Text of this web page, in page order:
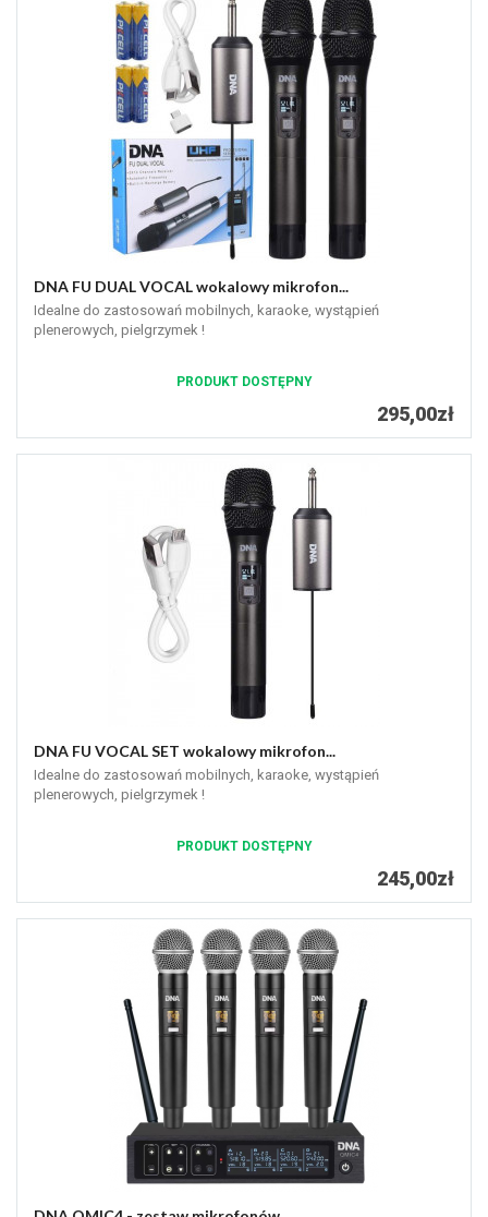
DNA FU DUAL VOCAL wokalowy mikrofon...
Idealne do zastosowań mobilnych, karaoke, wystąpień
plenerowych, pielgrzymek !
PRODUKT DOSTĘPNY
295,00zł
DNA FU VOCAL SET wokalowy mikrofon...
Idealne do zastosowań mobilnych, karaoke, wystąpień
plenerowych, pielgrzymek !
PRODUKT DOSTĘPNY
245,00zł